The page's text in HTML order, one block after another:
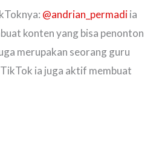
@andrian_permadiia
konten yang bisa penonton
merupakan seorang guru
ia juga aktif membuat